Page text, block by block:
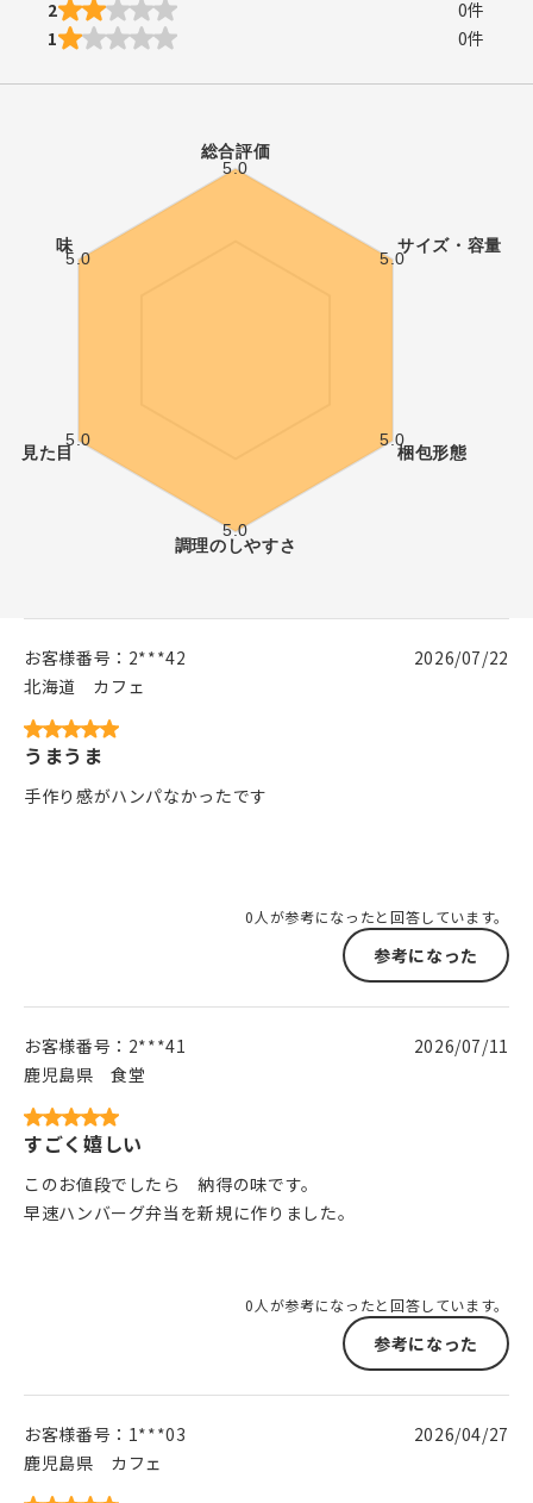
2 0件
1
0件
お客様番号： 2***42
北海道
カフェ
2026/07/22
うまうま
手作り感がハンパなかったです
0人が参考になったと回答しています。
参考になった
お客様番号： 2***41
鹿児島県
食堂
2026/07/11
すごく嬉しい
このお値段でしたら 納得の味です。
早速ハンバーグ弁当を新規に作りました。
0人が参考になったと回答しています。
参考になった
お客様番号： 1***03
鹿児島県
カフェ
2026/04/27